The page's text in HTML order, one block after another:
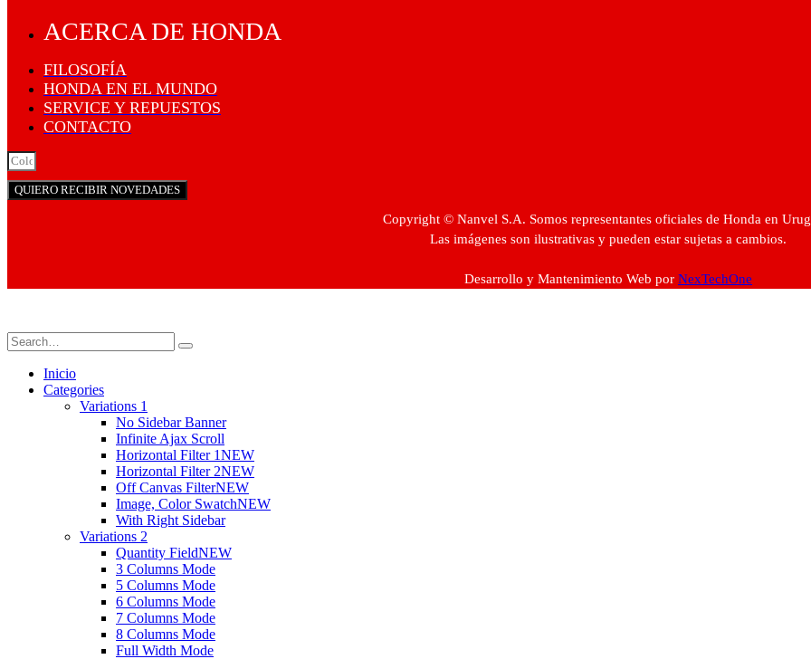
ACERCA DE HONDA
FILOSOFÍA
HONDA EN EL MUNDO
SERVICE Y REPUESTOS
CONTACTO
QUIERO RECIBIR NOVEDADES
Copyright © Nanvel S.A. Somos representantes oficiales de Honda en
Las imágenes son ilustrativas y pueden estar sujetas a cambios.
Desarrollo y Mantenimiento Web por NexTechOne
Inicio
Categories
Variations 1
No Sidebar Banner
Infinite Ajax Scroll
Horizontal Filter 1NEW
Horizontal Filter 2NEW
Off Canvas FilterNEW
Image, Color SwatchNEW
With Right Sidebar
Variations 2
Quantity FieldNEW
3 Columns Mode
5 Columns Mode
6 Columns Mode
7 Columns Mode
8 Columns Mode
Full Width Mode